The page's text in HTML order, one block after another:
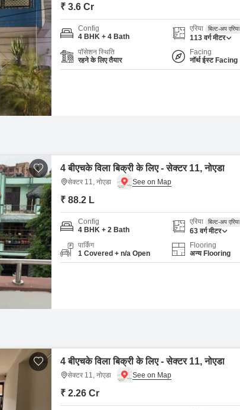
Design
Partnerships
Pro
₹ 3.6 Cr
Config
4 BHK + 4 Bath
एरिया बिल्ट-अप एरिया
113 वर्ग मीटर
पॉसेशन स्थिति
रहने के लिए तैयार
Facing
नॉर्थ ईस्ट Facing
4 बीएचके विला बिक्री के लिए - सेक्टर 11, नोएडा
सेक्टर 11, नोएडा
₹ 88.2 L
Config
4 BHK + 2 Bath
एरिया बिल्ट-अप एरिया
63 वर्ग मीटर
पार्किंग
1 Covered + n/a Open
Flooring
अन्य Flooring
4 बीएचके विला बिक्री के लिए - सेक्टर 11, नोएडा
सेक्टर 11, नोएडा
₹ 2.26 Cr